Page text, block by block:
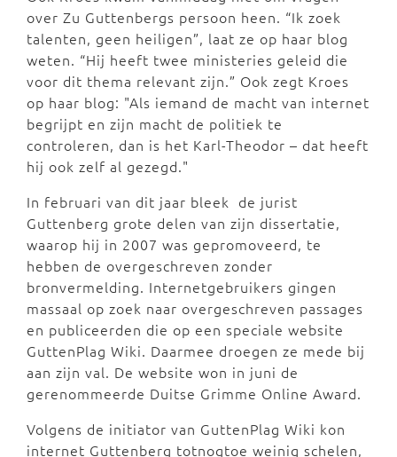
over Zu Guttenbergs persoon heen. “Ik zoek
talenten, geen heiligen”, laat ze op haar blog
weten. “Hij heeft twee ministeries geleid die
voor dit thema relevant zijn.” Ook zegt Kroes
op haar blog: "Als iemand de macht van internet
begrijpt en zijn macht de politiek te
controleren, dan is het Karl-Theodor – dat heeft
hij ook zelf al gezegd."
In februari van dit jaar bleek de jurist
Guttenberg grote delen van zijn dissertatie,
waarop hij in 2007 was gepromoveerd, te
hebben de overgeschreven zonder
bronvermelding. Internetgebruikers gingen
massaal op zoek naar overgeschreven passages
en publiceerden die op een speciale website
GuttenPlag Wiki. Daarmee droegen ze mede bij
aan zijn val. De website won in juni de
gerenommeerde Duitse Grimme Online Award.
Volgens de initiator van GuttenPlag Wiki kon
internet Guttenberg totnogtoe weinig schelen,